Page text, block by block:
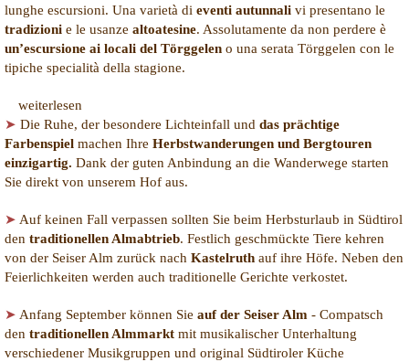
lunghe escursioni. Una varietà di eventi autunnali vi presentano le
tradizioni e le usanze altoatesine. Assolutamente da non perdere è
un’escursione ai locali del Törggelen o una serata Törggelen con le
tipiche specialità della stagione.
weiterlesen
➤ Die Ruhe, der besondere Lichteinfall und das prächtige
Farbenspiel machen Ihre Herbstwanderungen und Bergtouren
einzigartig. Dank der guten Anbindung an die Wanderwege starten
Sie direkt von unserem Hof aus.
➤ Auf keinen Fall verpassen sollten Sie beim Herbsturlaub in Südtirol
den traditionellen Almabtrieb. Festlich geschmückte Tiere kehren
von der Seiser Alm zurück nach Kastelruth auf ihre Höfe. Neben den
Feierlichkeiten werden auch traditionelle Gerichte verkostet.
➤ Anfang September können Sie auf der Seiser Alm - Compatsch
den traditionellen Almmarkt mit musikalischer Unterhaltung
verschiedener Musikgruppen und original Südtiroler Küche